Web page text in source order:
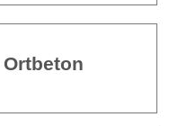
Ortbeton